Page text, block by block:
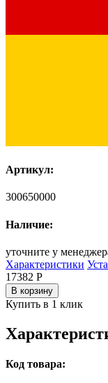
Артикул:
300650000
Наличие:
уточните у
Характеристики
17382 Р
В корзину
Купить в 1 клик
Код товара: